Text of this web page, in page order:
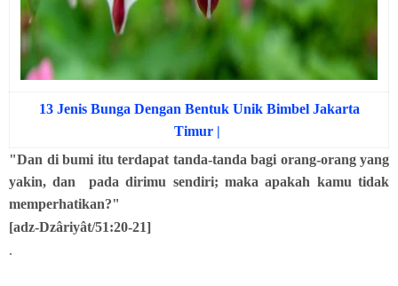
13 Jenis Bunga Dengan Bentuk Unik Bimbel Jakarta
Timur |
"Dan di bumi itu terdapat tanda-tanda bagi orang-orang yang
yakin, dan pada dirimu sendiri; maka apakah kamu tidak
memperhatikan?"
[adz-Dzâriyât/51:20-21]
.